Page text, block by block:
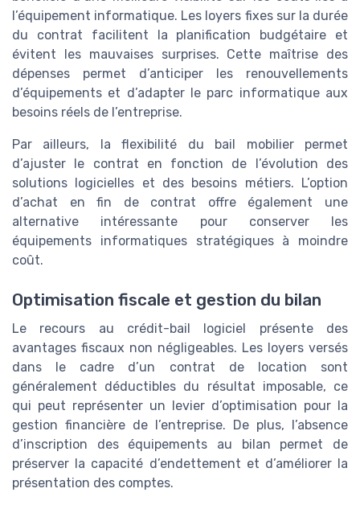
l’équipement informatique. Les loyers fixes sur la durée
du contrat facilitent la planification budgétaire et
évitent les mauvaises surprises. Cette maîtrise des
dépenses permet d’anticiper les renouvellements
d’équipements et d’adapter le parc informatique aux
besoins réels de l’entreprise.
Par ailleurs, la flexibilité du bail mobilier permet
d’ajuster le contrat en fonction de l’évolution des
solutions logicielles et des besoins métiers. L’option
d’achat en fin de contrat offre également une
alternative intéressante pour conserver les
équipements informatiques stratégiques à moindre
coût.
Optimisation fiscale et gestion du bilan
Le recours au crédit-bail logiciel présente des
avantages fiscaux non négligeables. Les loyers versés
dans le cadre d’un contrat de location sont
généralement déductibles du résultat imposable, ce
qui peut représenter un levier d’optimisation pour la
gestion financière de l’entreprise. De plus, l’absence
d’inscription des équipements au bilan permet de
préserver la capacité d’endettement et d’améliorer la
présentation des comptes.